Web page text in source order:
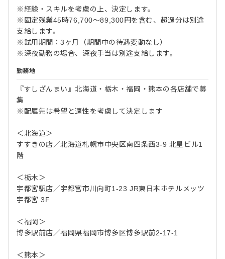
※経験・スキルを考慮の上、決定します。
※固定残業45時76,700～89,300円を含む、超過分は別途
支給します。
※試用期間：3ヶ月（期間中の待遇変動なし）
※深夜勤務の場合、深夜手当は別途支給します。
勤務地
『すしざんまい』北海道・栃木・福岡・熊本の各店舗で募
集
※配属先は希望と適性を考慮して決定します
＜北海道＞
すすきの店／北海道札幌市中央区南四条西3-9 北星ビル1
階
＜栃木＞
宇都宮駅店／宇都宮市川向町1-23 JR東日本ホテルメッツ
宇都宮 3F
＜福岡＞
博多駅前店／福岡県福岡市博多区博多駅前2-17-1
＜熊本＞